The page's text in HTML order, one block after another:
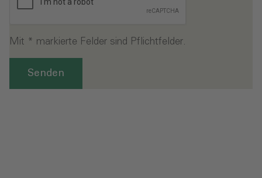
Mit * markierte Felder sind Pflichtfelder.
Senden